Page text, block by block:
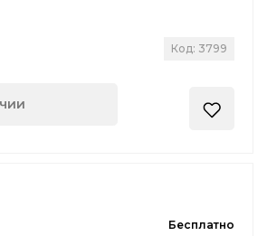
Код: 3799
Бесплатно